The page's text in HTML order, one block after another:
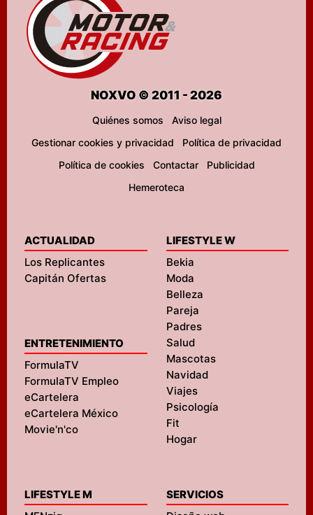
NOXVO © 2011 - 2026
Quiénes somos
Aviso legal
Gestionar cookies y privacidad
Política de privacidad
Política de cookies
Contactar
Publicidad
Hemeroteca
ACTUALIDAD
Los Replicantes
Capitán Ofertas
ENTRETENIMIENTO
FormulaTV
FormulaTV Empleo
eCartelera
eCartelera México
Movie'n'co
LIFESTYLE W
Bekia
Moda
Belleza
Pareja
Padres
Salud
Mascotas
Navidad
Viajes
Psicología
Fit
Hogar
LIFESTYLE M
SERVICIOS